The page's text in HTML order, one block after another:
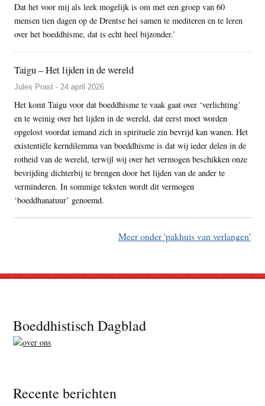
Dat het voor mij als leek mogelijk is om met een groep van 60
mensen tien dagen op de Drentse hei samen te mediteren en te leren
over het boeddhisme, dat is echt heel bijzonder.’
Taigu – Het lijden in de wereld
Jules Prast - 24 april 2026
Het komt Taigu voor dat boeddhisme te vaak gaat over ‘verlichting’
en te weinig over het lijden in de wereld, dat eerst moet worden
opgelost voordat iemand zich in spirituele zin bevrijd kan wanen. Het
existentiële kerndilemma van boeddhisme is dat wij ieder delen in de
rotheid van de wereld, terwijl wij over het vermogen beschikken onze
bevrijding dichterbij te brengen door het lijden van de ander te
verminderen. In sommige teksten wordt dit vermogen
‘boeddhanatuur’ genoemd.
Meer onder 'pakhuis van verlangen'
Footer
Boeddhistisch Dagblad
Recente berichten